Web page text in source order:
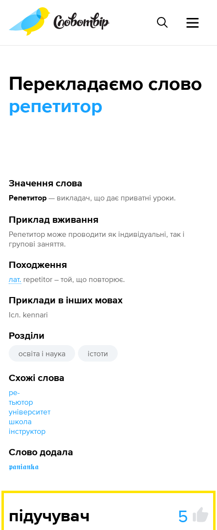
Значення слова
Репетитор— викладач, що дає приватні уроки.
Приклад вживання
Репетитор може проводити як індивідуальні, так і
групові заняття.
Походження
лат. repetitor – той, що повторює.
Приклади в інших мовах
Ісл. kennari
Розділи
освіта і наука істоти
Схожі слова
ре-
тьютор
університет
школа
інструктор
Слово додала
𝖕𝖆𝖓𝖎𝖆𝖓𝖐𝖆
Перекладаємо слово
репетитор
підучувач 5